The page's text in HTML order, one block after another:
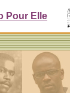
Pour Elle